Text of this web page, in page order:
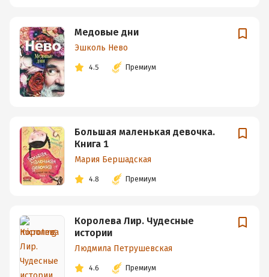
Медовые дни
Эшколь Нево
4.5 Премиум
Большая маленькая девочка.
Книга 1
Мария Бершадская
4.8 Премиум
Королева Лир. Чудесные
истории
Людмила Петрушевская
4.6 Премиум